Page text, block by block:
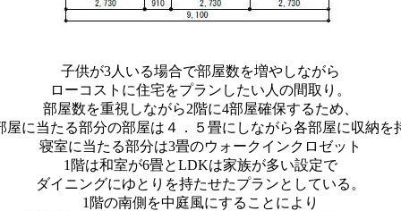
子供が3人いる場合で部屋数を増やしながら
ローコストに住宅をプランしたい人の間取り。
部屋数を重視しながら2階に4部屋確保するため、
屋に当たる部分の部屋は４．５畳にしながら各部屋に収納を
寝室に当たる部分は3畳のウォークインクロゼット
1階は和室が6畳とLDKは家族が多い設定で
ダイニングにゆとりを持たせたプランとしている。
1階の南側を中庭風にすることにより